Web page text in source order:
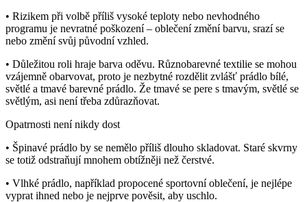
• Rizikem při volbě příliš vysoké teploty nebo nevhodného
programu je nevratné poškození – oblečení změní barvu, srazí se
nebo změní svůj původní vzhled.
• Důležitou roli hraje barva oděvu. Různobarevné textilie se mohou
vzájemně obarvovat, proto je nezbytné rozdělit zvlášť prádlo bílé,
světlé a tmavé barevné prádlo. Že tmavé se pere s tmavým, světlé se
světlým, asi není třeba zdůrazňovat.
Opatrnosti není nikdy dost
• Špinavé prádlo by se nemělo příliš dlouho skladovat. Staré skvrny
se totiž odstraňují mnohem obtížněji než čerstvé.
• Vlhké prádlo, například propocené sportovní oblečení, je nejlépe
vyprat ihned nebo je nejprve pověsit, aby uschlo.